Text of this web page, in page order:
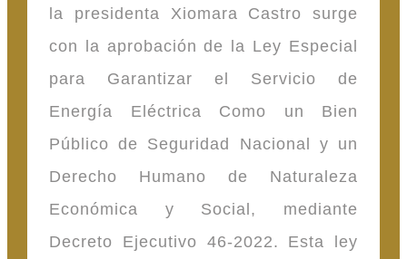
la presidenta Xiomara Castro surge
con la aprobación de la Ley Especial
para Garantizar el Servicio de
Energía Eléctrica Como un Bien
Público de Seguridad Nacional y un
Derecho Humano de Naturaleza
Económica y Social, mediante
Decreto Ejecutivo 46-2022. Esta ley